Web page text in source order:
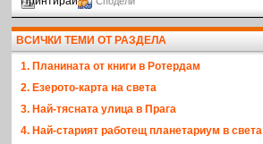
ВСИЧКИ ТЕМИ ОТ РАЗДЕЛА
1. Планината от книги в Ротердам
2. Езерото-карта на света
3. Най-тясната улица в Прага
4. Най-старият работещ планетариум в света